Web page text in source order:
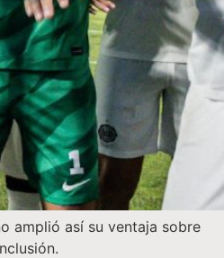
amplió así su ventaja sobre